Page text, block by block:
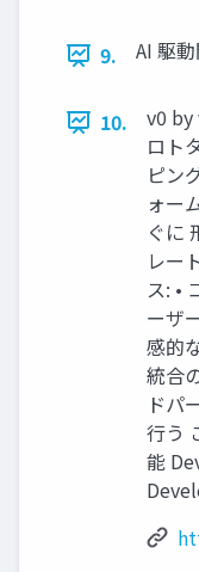
9. AI 駆
10.
v0
ロト
ピン
ォー
ぐに
レー
ス: •
ーザ
感的
統合
ドパ
行う
能